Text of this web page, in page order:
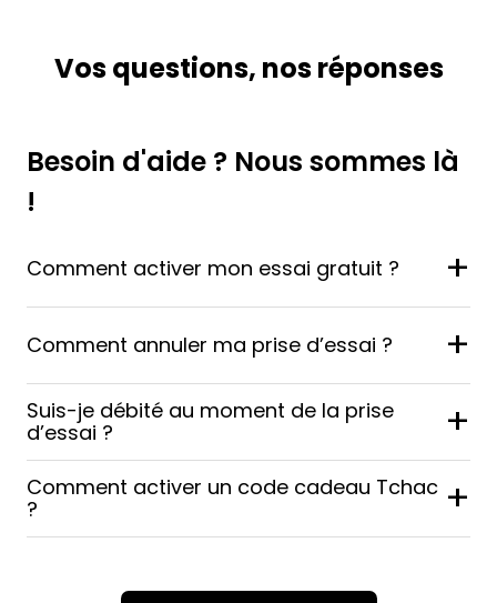
Vos questions, nos réponses
Besoin d'aide ? Nous sommes là
!
Comment activer mon essai gratuit ? +
Comment annuler ma prise d’essai ? +
Suis-je débité au moment de la prise
d’essai ?
+
Comment activer un code cadeau Tchac
?
+